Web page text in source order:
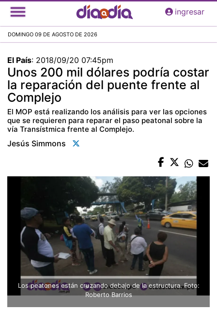
Pasar
al
principal
ingresar
DOMINGO 09 DE AGOSTO DE 2026
El País: 2018/09/20 07:45pm
Unos 200 mil dólares podría costar
la reparación del puente frente al
Complejo
El MOP está realizando los análisis para ver las opciones
que se requieren para reparar el paso peatonal sobre la
vía Transístmica frente al Complejo.
Jesús Simmons
Los peatones están cruzando debajo de la estructura. Foto:
Roberto Barrios